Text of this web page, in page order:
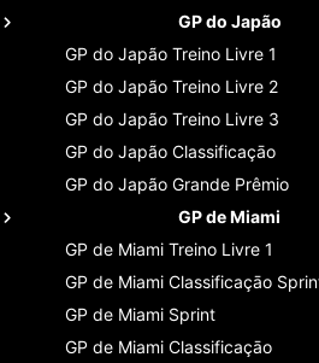
GP do Japão
GP do Japão Treino Livre 1
GP do Japão Treino Livre 2
GP do Japão Treino Livre 3
GP do Japão Classificaçāo
GP do Japão Grande Prêmio
GP de Miami
GP de Miami Treino Livre 1
GP de Miami Classificaçāo
GP de Miami Sprint
GP de Miami Classificaçāo